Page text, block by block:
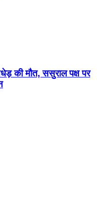
की मौत, ससुराल पक्ष पर